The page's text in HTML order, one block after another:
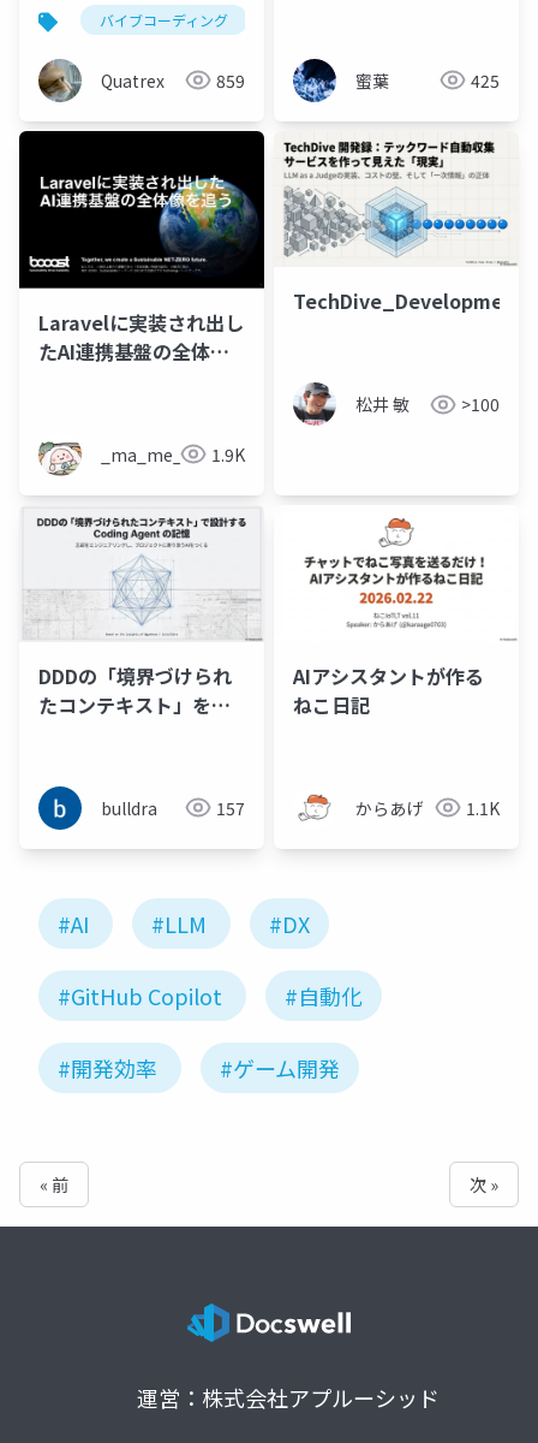
バイブコーディング
Quatrex 859 蜜葉 425
Laravelに実装され出し
たAI連携基盤の全体像
_ma_me_ 1.9K
松井 敏 >100
DDDの「境界づけられ
たコンテキスト」をヒ
Agent の記憶と忘却を
コンテキストンジニア
リングする
bulldra 157
AIアシスタントが作る
ねこ日記
からあげ 1.1K
#AI #LLM #DX
#GitHub Copilot #自動化
#開発効率 #ゲーム開発
« 前 次 »
運営：株式会社アプルーシッド